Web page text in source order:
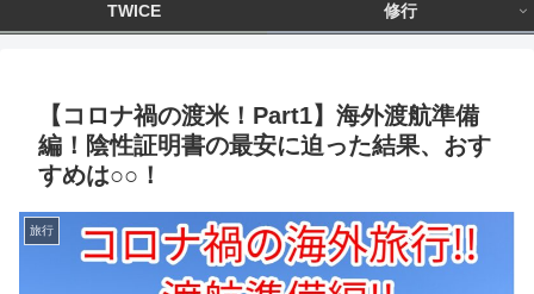
TWICE 修行
【コロナ禍の渡米！Part1】海外渡航準備
編！陰性証明書の最安に迫った結果、おす
すめは○○！
旅行